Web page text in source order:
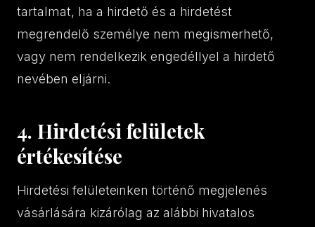
tartalmat, ha a hirdető és a hirdetést
megrendelő személye nem megismerhető,
vagy nem rendelkezik engedéllyel a hirdető
nevében eljárni.
4. Hirdetési felületek
értékesítése
Hirdetési felületeinken történő megjelenés
vásárlására kizárólag az alábbi hivatalos